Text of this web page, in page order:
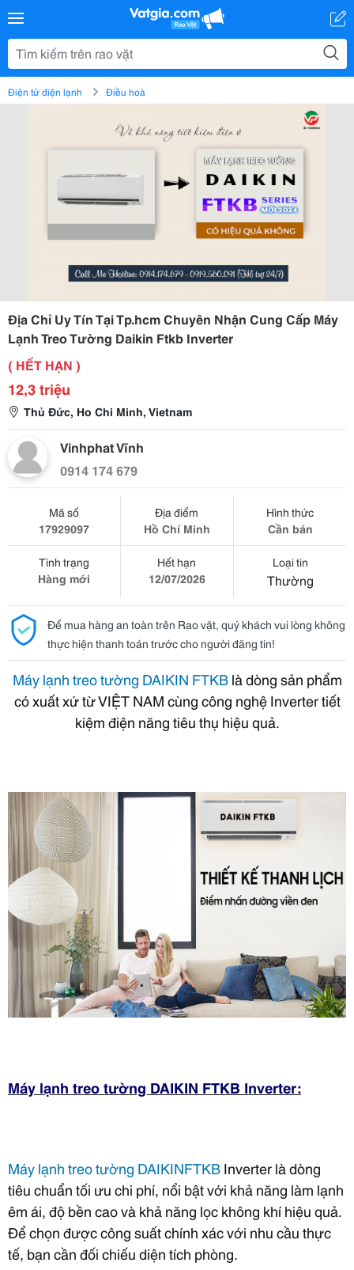
Điện tử điện lạnh Điều hoà
Địa Chỉ Uy Tín Tại Tp.hcm Chuyên Nhận Cung Cấp Máy
Lạnh Treo Tường Daikin Ftkb Inverter
( HẾT HẠN )
12,3 triệu
Thủ Đức, Ho Chi Minh, Vietnam
Vinhphat Vĩnh
0914 174 679
Mã số
17929097
Địa điểm
Hồ Chí Minh
Hình thức
Cần bán
Tình trạng
Hàng mới
Hết hạn
12/07/2026
Loại tin
Thường
Để mua hàng an toàn trên Rao vặt, quý khách vui lòng không
thực hiện thanh toán trước cho người đăng tin!
Máy lạnh treo tường DAIKIN FTKBlà dòng sản phẩm
có xuất xứ từ VIỆT NAM cùng công nghệ Inverter tiết
kiệm điện năng tiêu thụ hiệu quả.
Máy lạnh treo tường DAIKIN FTKB Inverter:
Máy lạnh treo tường DAIKINFTKBInverter là dòng
tiêu chuẩn tối ưu chi phí, nổi bật với khả năng làm lạnh
êm ái, độ bền cao và khả năng lọc không khí hiệu quả.
Để chọn được công suất chính xác với nhu cầu thực
tế, bạn cần đối chiếu diện tích phòng.